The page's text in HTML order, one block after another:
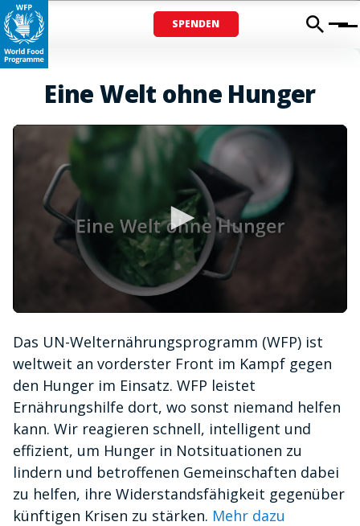
SPENDEN Menu
Eine Welt ohne Hunger
of
minute,
10
seconds
Das UN-Welternährungsprogramm (WFP) ist
weltweit an vorderster Front im Kampf gegen
den Hunger im Einsatz. WFP leistet
Ernährungshilfe dort, wo sonst niemand helfen
kann. Wir reagieren schnell, intelligent und
effizient, um Hunger in Notsituationen zu
lindern und betroffenen Gemeinschaften dabei
zu helfen, ihre Widerstandsfähigkeit gegenüber
künftigen Krisen zu stärken. Mehr dazu